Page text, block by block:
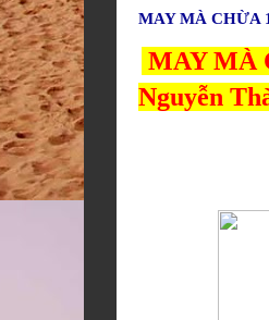
MAY MÀ CHỪA
MAY MÀ
Nguyễn